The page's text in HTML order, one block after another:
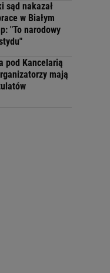
sąd nakazał
w Białym
"To narodowy
pod Kancelarią
mają